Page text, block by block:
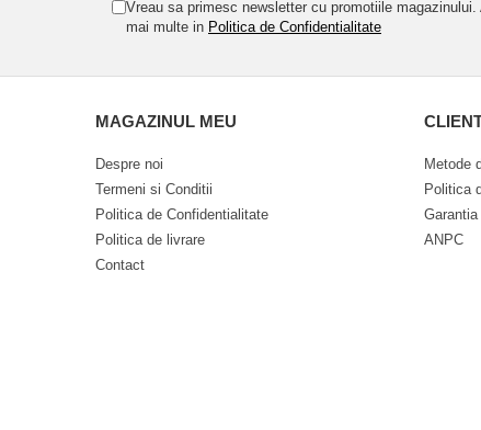
Vreau sa primesc newsletter cu promotiile magazinului.
mai multe in Politica de Confidentialitate
MAGAZINUL MEU
Despre noi
Termeni si Conditii
Politica de Confidentialitate
Politica de livrare
Contact
Metode
Politica
ANPC